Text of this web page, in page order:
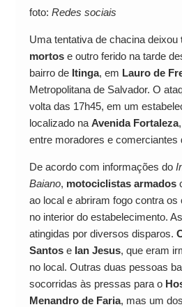
foto: Redes sociais
Uma tentativa de chacina deixou
mortose outro ferido na tarde
bairro de Itinga, em Lauro de
Metropolitana de Salvador. O
volta das 17h45, em um
localizado na Avenida Fortaleza
entre moradores e comerciantes
De acordo com informações do
Baiano, motociclistas armados
ao local e abriram fogo contra
no interior do estabelecimento.
atingidas por diversos disparos.
Santose Ian Jesus, que eram
no local. Outras duas pessoas
socorridas às pressas para o
Menandro de Faria, mas um